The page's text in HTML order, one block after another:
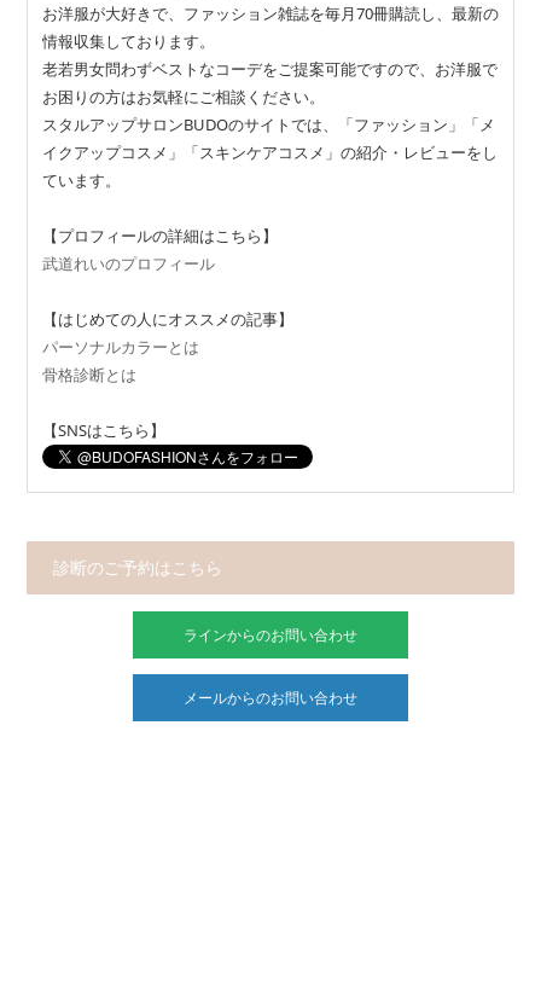
お洋服が大好きで、ファッション雑誌を毎月70冊購読し、最新の
情報収集しております。
老若男女問わずベストなコーデをご提案可能ですので、お洋服で
お困りの方はお気軽にご相談ください。
スタルアップサロンBUDOのサイトでは、「ファッション」「メ
イクアップコスメ」「スキンケアコスメ」の紹介・レビューをし
ています。
【プロフィールの詳細はこちら】
武道れいのプロフィール
【はじめての人にオススメの記事】
パーソナルカラーとは
骨格診断とは
【SNSはこちら】
診断のご予約はこちら
ラインからのお問い合わせ
メールからのお問い合わせ